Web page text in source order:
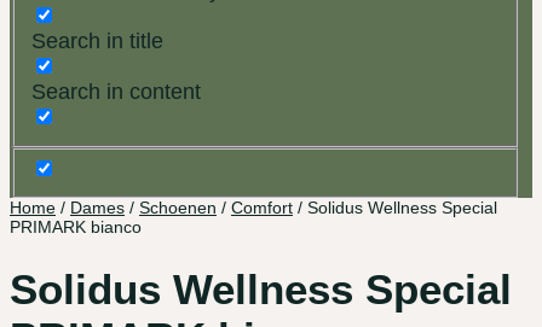
Search in title
Search in content
Home / Dames / Schoenen / Comfort / Solidus Wellness Special
PRIMARK bianco
Solidus Wellness Special